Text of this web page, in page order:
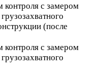
контроля с замером
(после
контроля с замером